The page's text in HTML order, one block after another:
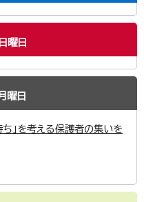
日曜日
曜日
」を考える保護者の集いを